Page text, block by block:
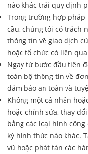
nào khác trái quy định
Trong trường hợp pháp
cầu, chúng tôi có trách
thông tin về giao dịch
hoặc tổ chức có liên
Ngay từ bước đầu tiên
toàn bộ thông tin về
đảm bảo an toàn và
Không một cá nhân
hoặc chỉnh sửa, thay
bằng các loại hình
kỳ hình thức nào khác.
vũ hoặc phát tán các